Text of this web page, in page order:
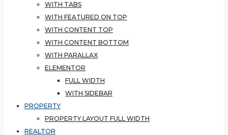
WITH TABS
WITH FEATURED ON TOP
WITH CONTENT TOP
WITH CONTENT BOTTOM
WITH PARALLAX
ELEMENTOR
FULL WIDTH
WITH SIDEBAR
PROPERTY
PROPERTY LAYOUT FULL WIDTH
REALTOR